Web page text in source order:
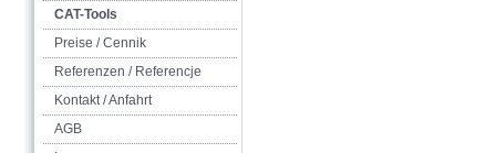
CAT-Tools
Preise / Cennik
Referenzen / Referencje
Kontakt / Anfahrt
AGB